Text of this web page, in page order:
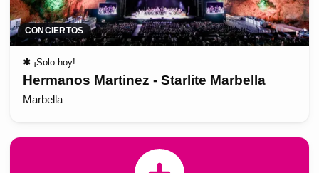
CONCIERTOS
✱ ¡Solo hoy!
Hermanos Martinez - Starlite Marbella
Marbella